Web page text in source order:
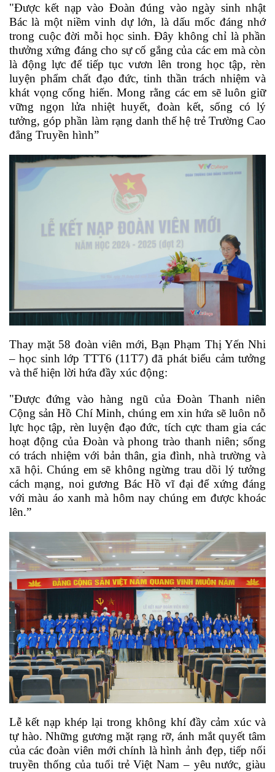
"Được kết nạp vào Đoàn đúng vào ngày sinh nhật
Bác là một niềm vinh dự lớn, là dấu mốc đáng nhớ
trong cuộc đời mỗi học sinh. Đây không chỉ là phần
thưởng xứng đáng cho sự cố gắng của các em mà còn
là động lực để tiếp tục vươn lên trong học tập, rèn
luyện phẩm chất đạo đức, tinh thần trách nhiệm và
khát vọng cống hiến. Mong rằng các em sẽ luôn giữ
vững ngọn lửa nhiệt huyết, đoàn kết, sống có lý
tưởng, góp phần làm rạng danh thế hệ trẻ Trường Cao
đẳng Truyền hình”
Thay mặt 58 đoàn viên mới, Bạn Phạm Thị Yến Nhi
– học sinh lớp TTT6 (11T7) đã phát biểu cảm tưởng
và thể hiện lời hứa đầy xúc động:
"Được đứng vào hàng ngũ của Đoàn Thanh niên
Cộng sản Hồ Chí Minh, chúng em xin hứa sẽ luôn nỗ
lực học tập, rèn luyện đạo đức, tích cực tham gia các
hoạt động của Đoàn và phong trào thanh niên; sống
có trách nhiệm với bản thân, gia đình, nhà trường và
xã hội. Chúng em sẽ không ngừng trau dồi lý tưởng
cách mạng, noi gương Bác Hồ vĩ đại để xứng đáng
với màu áo xanh mà hôm nay chúng em được khoác
lên.”
Lễ kết nạp khép lại trong không khí đầy cảm xúc và
tự hào. Những gương mặt rạng rỡ, ánh mắt quyết tâm
của các đoàn viên mới chính là hình ảnh đẹp, tiếp nối
truyền thống của tuổi trẻ Việt Nam – yêu nước, giàu